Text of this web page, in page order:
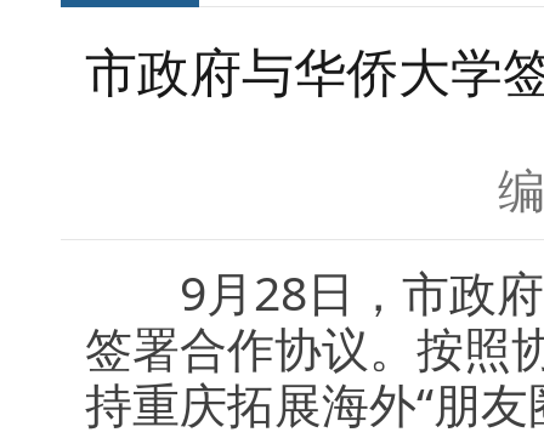
市政府与华侨大学
9月28日，市政府
签署合作协议。按照
持重庆拓展海外“朋